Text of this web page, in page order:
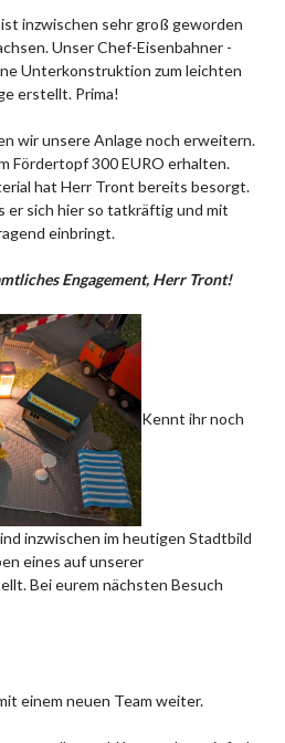
inzwischen sehr groß geworden
Unser Chef-Eisenbahner -
Unterkonstruktion zum leichten
erstellt. Prima!
wir unsere Anlage noch erweitern.
Fördertopf 300 EURO erhalten.
hat Herr Tront bereits besorgt.
er sich hier so tatkräftig und mit
einbringt.
Engagement, Herr Tront!
Kennt ihr noch
inzwischen im heutigen Stadtbild
eines auf unserer
Bei eurem nächsten Besuch
einem neuen Team weiter.